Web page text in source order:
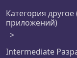
Категория
приложений)
Intermediate